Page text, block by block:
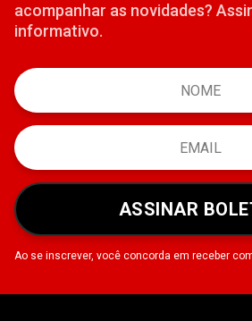
acompanhar as novidades?
informativo.
ASSINAR
Ao se inscrever, você concorda em receber